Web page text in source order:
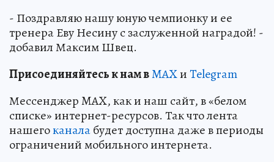
- Поздравляю нашу юную чемпионку и ее
тренера Еву Несину с заслуженной наградой! -
добавил Максим Швец.
Присоединяйтесь к нам вMAXиTelegram
Мессенджер MAX, как и наш сайт, в «белом
списке» интернет-ресурсов. Так что лента
нашегоканалабудет доступна даже в периоды
ограничений мобильного интернета.